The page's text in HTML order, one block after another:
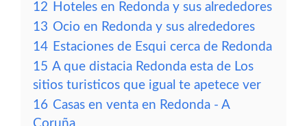
12 Hoteles en Redonda y sus alrededores
13 Ocio en Redonda y sus alrededores
14 Estaciones de Esqui cerca de Redonda
15 A que distacia Redonda esta de Los
sitios turisticos que igual te apetece ver
16 Casas en venta en Redonda - A